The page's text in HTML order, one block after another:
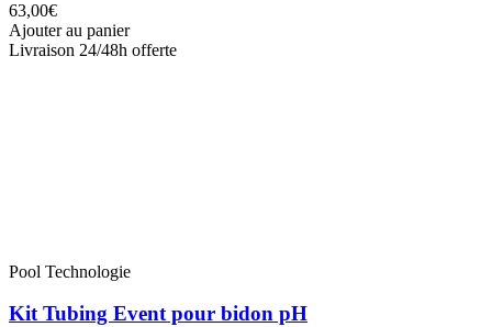
63,00€
Ajouter au panier
Livraison 24/48h offerte
Pool Technologie
Kit Tubing Event pour bidon pH